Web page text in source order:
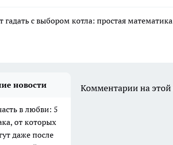
гадать с выбором котла: простая
новости
в любви: 5
от которых
даже после
Комментарии на